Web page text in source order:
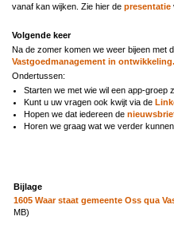
vanaf kan wijken. Zie hier de presentatie
Volgende keer
Na de zomer komen we weer bijeen met
Vastgoedmanagement in ontwikkeling.
Ondertussen:
Starten we met wie wil een app-groep
Kunt u uw vragen ook kwijt via de
Hopen we dat iedereen de
Horen we graag wat we verder
Bijlage
1605 Waar staat gemeente Oss qua
MB)